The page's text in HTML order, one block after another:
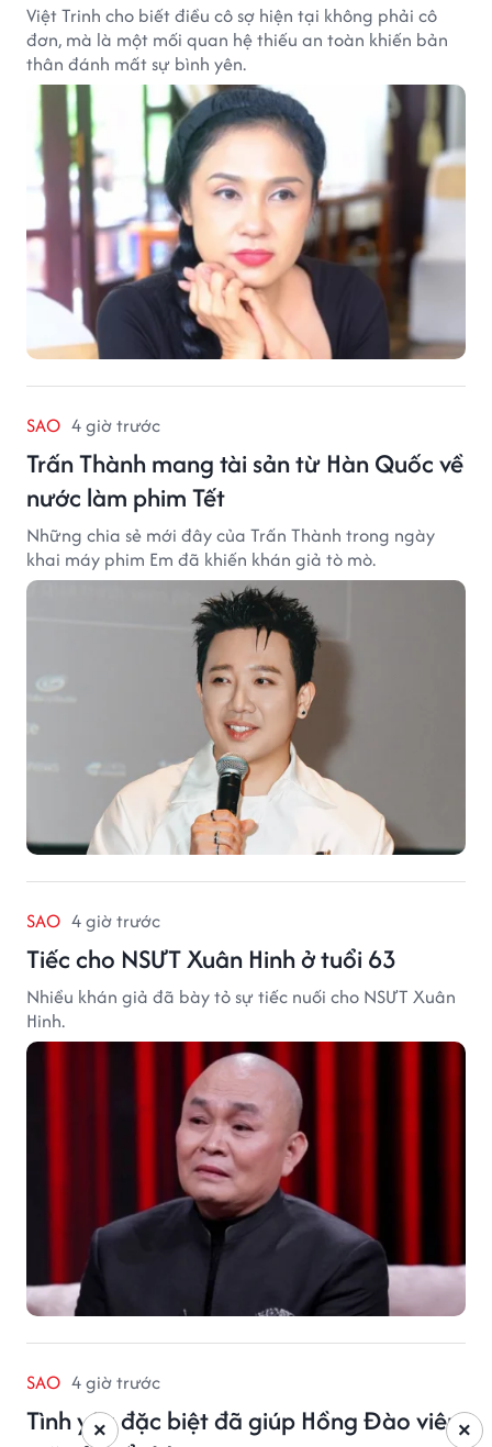
Việt Trinh cho biết điều cô sợ hiện tại không phải cô
đơn, mà là một mối quan hệ thiếu an toàn khiến bản
thân đánh mất sự bình yên.
SAO 4 giờ trước
Trấn Thành mang tài sản từ Hàn Quốc về
nước làm phim Tết
Những chia sẻ mới đây của Trấn Thành trong ngày
khai máy phim Em đã khiến khán giả tò mò.
SAO 4 giờ trước
Tiếc cho NSƯT Xuân Hinh ở tuổi 63
Nhiều khán giả đã bày tỏ sự tiếc nuối cho NSƯT Xuân
Hinh.
SAO 4 giờ trước
Tình yêu đặc biệt đã giúp Hồng Đào viên×
×